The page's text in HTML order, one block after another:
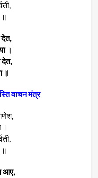
॥
।
देत,
॥
वाचन मंत्र
।
॥
आए,